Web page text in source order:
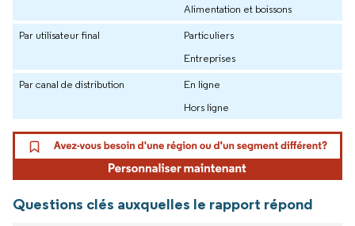
Alimentation et boissons
Par utilisateur final
Particuliers
Entreprises
Par canal de distribution
En ligne
Hors ligne
Questions clés auxquelles le rapport répond